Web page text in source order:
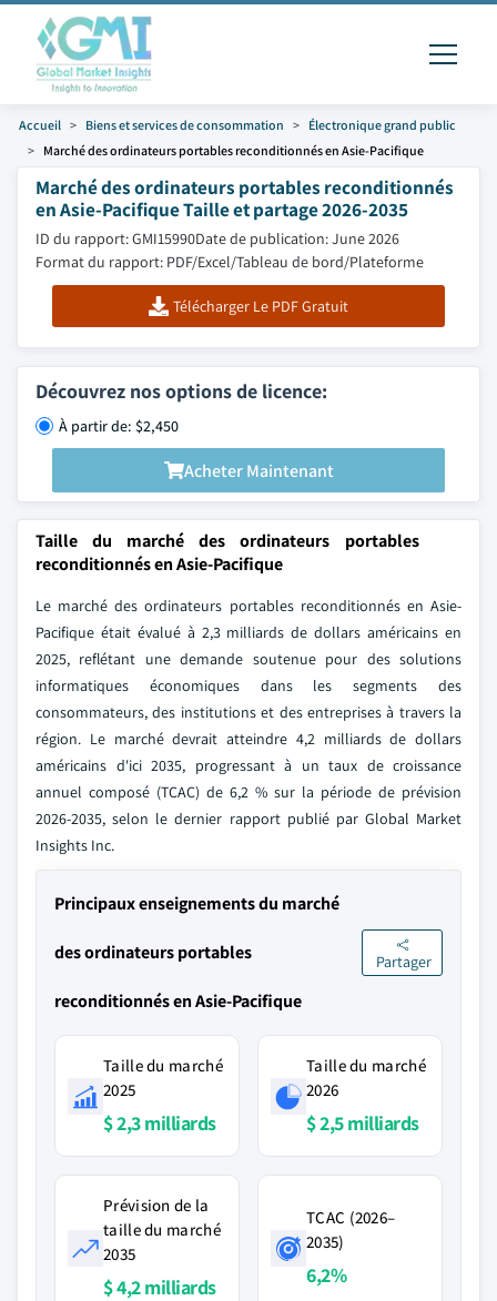
Accueil Biens et services de consommation
Électronique grand public
Marché des ordinateurs portables reconditionnés en Asie-Pacifique
Marché des ordinateurs portables reconditionnés
en Asie-Pacifique Taille et partage 2026-2035
ID du rapport: GMI15990Date de publication: June 2026
Format du rapport: PDF/Excel/Tableau de bord/Plateforme
Télécharger Le PDF Gratuit
Découvrez nos options de licence:
À partir de: $2,450
Acheter Maintenant
Taille du marché des ordinateurs portables
reconditionnés en Asie-Pacifique
Le marché des ordinateurs portables reconditionnés en Asie-
Pacifique était évalué à 2,3 milliards de dollars américains en
2025, reflétant une demande soutenue pour des solutions
informatiques économiques dans les segments des
consommateurs, des institutions et des entreprises à travers la
région. Le marché devrait atteindre 4,2 milliards de dollars
américains d'ici 2035, progressant à un taux de croissance
annuel composé (TCAC) de 6,2 % sur la période de prévision
2026-2035, selon le dernier rapport publié par Global Market
Insights Inc.
Principaux enseignements du marché
des ordinateurs portables
reconditionnés en Asie-Pacifique
Partager
Taille du marché
2025
$ 2,3 milliards
Taille du marché
2026
$ 2,5 milliards
Prévision de la
taille du marché
2035
$ 4,2 milliards
TCAC (2026–
2035)
6,2%